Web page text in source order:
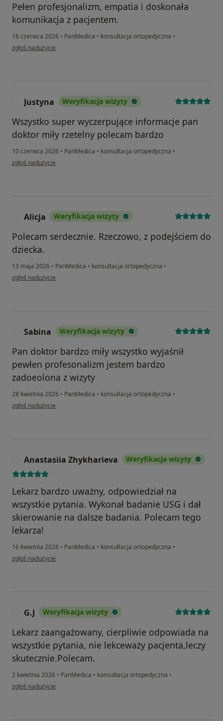
Pełen profesjonalizm, empatia i doskonała
komunikacja z pacjentem.
16 czerwca 2026 • PanMedica • konsultacja ortopedyczna •
w opinii użytkownika Iwona
zgłoś nadużycie
Justyna Weryfikacja wizyty
Wszystko super wyczerpujące informacje pan
doktor miły rzetelny polecam bardzo
10 czerwca 2026 • PanMedica • konsultacja ortopedyczna •
w opinii użytkownika Justyna
zgłoś nadużycie
Alicja Weryfikacja wizyty
Polecam serdecznie. Rzeczowo, z podejściem do
dziecka.
13 maja 2026 • PanMedica • konsultacja ortopedyczna •
w opinii użytkownika Alicja
zgłoś nadużycie
Sabina Weryfikacja wizyty
Pan doktor bardzo miły wszystko wyjaśnił
pewłen profesonalizm jestem bardzo
zadoeolona z wizyty
28 kwietnia 2026 • PanMedica • konsultacja ortopedyczna •
w opinii użytkownika Sabina
zgłoś nadużycie
Anastasiia Zhykharieva Weryfikacja wizyty
Lekarz bardzo uważny, odpowiedział na
wszystkie pytania. Wykonał badanie USG i dał
skierowanie na dalsze badania. Polecam tego
lekarza!
16 kwietnia 2026 • PanMedica • konsultacja ortopedyczna •
w opinii użytkownika Anastasiia Zhykharieva
zgłoś nadużycie
G.J Weryfikacja wizyty
Lekarz zaangażowany, cierpliwie odpowiada na
wszystkie pytania, nie lekceważy pacjenta,leczy
skutecznie.Polecam.
2 kwietnia 2026 • PanMedica • konsultacja ortopedyczna •
w opinii użytkownika G.J
zgłoś nadużycie